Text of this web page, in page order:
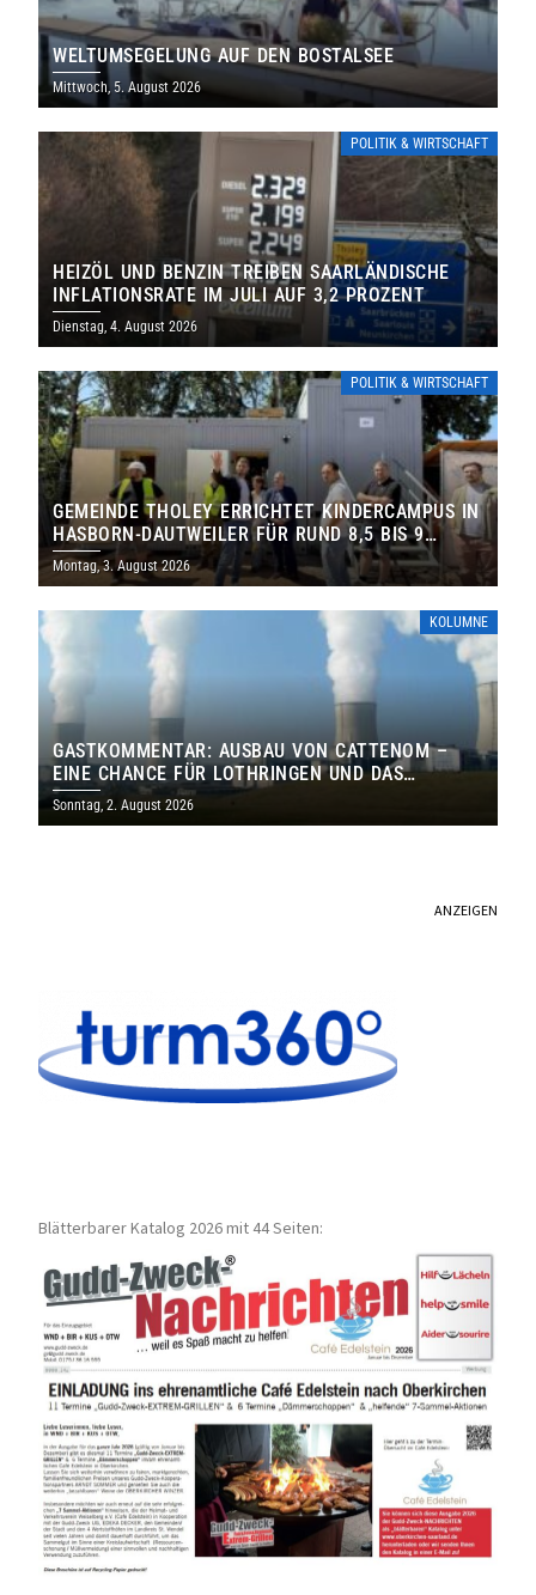
WELTUMSEGELUNG AUF DEN BOSTALSEE
Mittwoch, 5. August 2026
POLITIK & WIRTSCHAFT
HEIZÖL UND BENZIN TREIBEN SAARLÄNDISCHE
INFLATIONSRATE IM JULI AUF 3,2 PROZENT
Dienstag, 4. August 2026
POLITIK & WIRTSCHAFT
GEMEINDE THOLEY ERRICHTET KINDERCAMPUS IN
HASBORN-DAUTWEILER FÜR RUND 8,5 BIS 9
MILLIONEN EURO
Montag, 3. August 2026
KOLUMNE
GASTKOMMENTAR: AUSBAU VON CATTENOM –
EINE CHANCE FÜR LOTHRINGEN UND DAS
SAARLAND
Sonntag, 2. August 2026
ANZEIGEN
Blätterbarer Katalog 2026 mit 44 Seiten: